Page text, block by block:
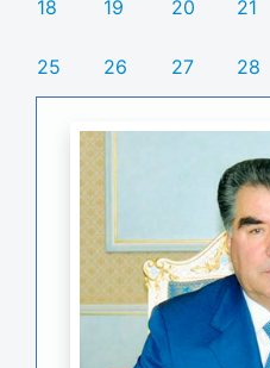
18 19 20 21
25 26 27 28